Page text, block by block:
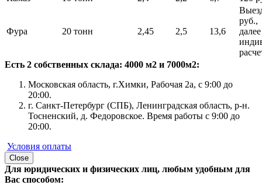
Фура 20 тонн 2,45 2,5 13,6
руб.,
далее
Есть 2 собственных склада: 4000 м2 и 7000м2:
Московская область, г.Химки, Рабочая 2а, с 9:00 до
20:00.
г. Санкт-Петербург (СПБ), Ленинградская область, р-н.
Тосненский, д. Федоровское. Время работы с 9:00 до
20:00.
Условия оплаты
Close
Для юридических и физических лиц, любым удобным для
Вас способом: